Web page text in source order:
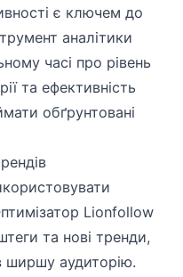
є ключем до
аналітики
часі про рівень
та ефективність
обґрунтовані
Lionfollow
та нові тренди,
аудиторію.